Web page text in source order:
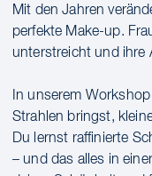
Mit den Jahren
perfekte Make-up.
unterstreicht und ihre
In unserem
Strahlen bringst,
Du lernst raffinierte
– und das alles in